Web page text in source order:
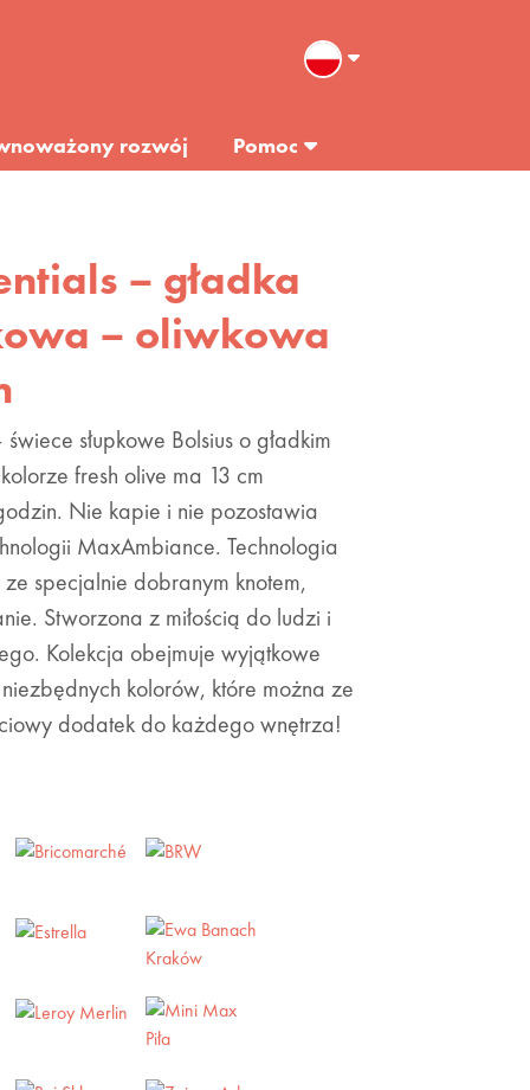
rozwój Pomoc
– gładka
– oliwkowa
słupkowe Bolsius o gładkim
fresh olive ma 13 cm
Nie kapie i nie pozostawia
MaxAmbiance. Technologia
specjalnie dobranym knotem,
Stworzona z miłością do ludzi i
Kolekcja obejmuje wyjątkowe
kolorów, które można ze
dodatek do każdego wnętrza!